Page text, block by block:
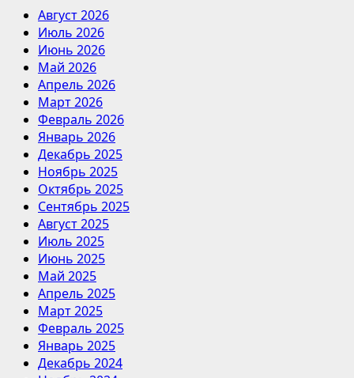
Август 2026
Июль 2026
Июнь 2026
Май 2026
Апрель 2026
Март 2026
Февраль 2026
Январь 2026
Декабрь 2025
Ноябрь 2025
Октябрь 2025
Сентябрь 2025
Август 2025
Июль 2025
Июнь 2025
Май 2025
Апрель 2025
Март 2025
Февраль 2025
Январь 2025
Декабрь 2024